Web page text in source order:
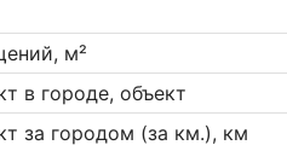
м²
в городе, объект
за городом (за км.), км